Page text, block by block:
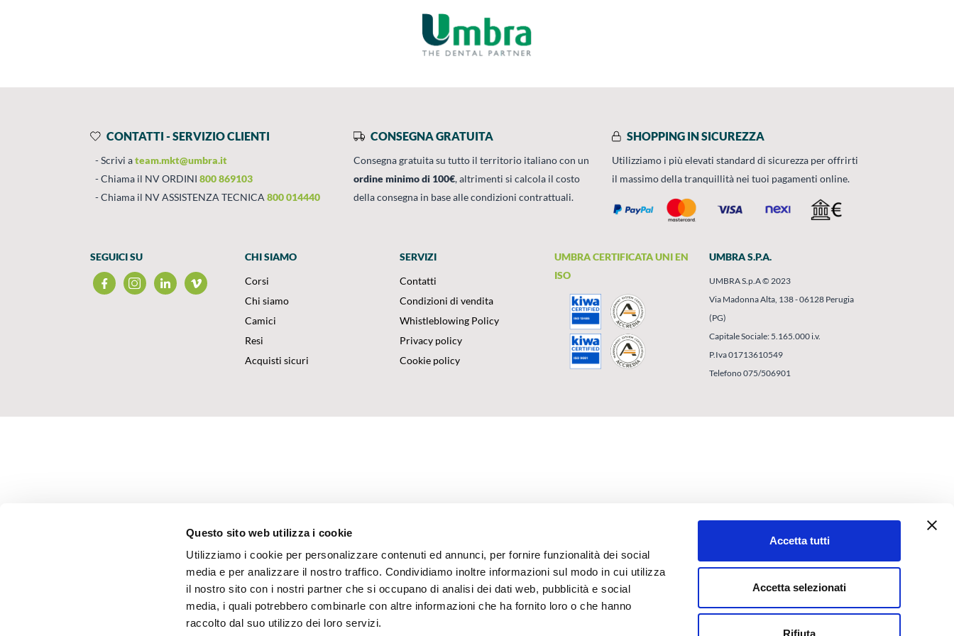
Questo sito web utilizza i cookie
Utilizziamo i cookie per personalizzare contenuti ed annunci, per fornire funzionalità dei social
media e per analizzare il nostro traffico. Condividiamo inoltre informazioni sul modo in cui utilizza
il nostro sito con i nostri partner che si occupano di analisi dei dati web, pubblicità e social
media, i quali potrebbero combinarle con altre informazioni che ha fornito loro o che hanno
raccolto dal suo utilizzo dei loro servizi.
Accetta tutti
Accetta selezionati
Rifiuta
CONTATTI - SERVIZIO CLIENTI
Scrivi ateam.mkt@umbra.it
Chiama il NV ORDINI 800 869103
Chiama il NV ASSISTENZA TECNICA 800 014440
CONSEGNA GRATUITA
Consegna gratuita su tutto il territorio italiano con un
ordine minimo di 100€, altrimenti si calcola il costo
della consegna in base alle condizioni contrattuali.
SHOPPING IN SICUREZZA
Utilizziamo i più elevati standard di sicurezza per offrirti
il massimo della tranquillità nei tuoi pagamenti online.
SEGUICI SU
CHI SIAMO
Corsi
Chi siamo
Camici
Resi
Acquisti sicuri
SERVIZI
Contatti
Condizioni di vendita
Whistleblowing Policy
Privacy policy
Cookie policy
UMBRA CERTIFICATA UNI EN
ISO
UMBRA S.P.A.
UMBRA S.p.A © 2023
Via Madonna Alta, 138 - 06128 Perugia
(PG)
Capitale Sociale: 5.165.000 i.v.
P.Iva 01713610549
Telefono 075/506901